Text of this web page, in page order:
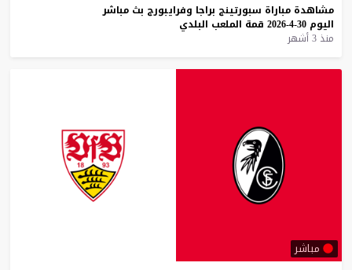
مشاهدة مباراة سبورتينج براجا وفرايبورج بث مباشر
اليوم 30-4-2026 قمة الملعب البلدي
منذ 3 أشهر
مباشر